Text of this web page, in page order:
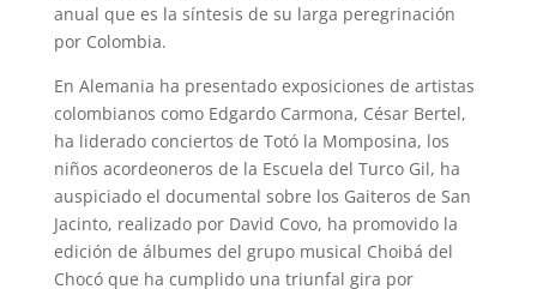
anual que es la síntesis de su larga peregrinación
por Colombia.
En Alemania ha presentado exposiciones de artistas
colombianos como Edgardo Carmona, César Bertel,
ha liderado conciertos de Totó la Momposina, los
niños acordeoneros de la Escuela del Turco Gil, ha
auspiciado el documental sobre los Gaiteros de San
Jacinto, realizado por David Covo, ha promovido la
edición de álbumes del grupo musical Choibá del
Chocó que ha cumplido una triunfal gira por